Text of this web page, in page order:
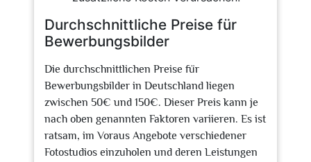
Durchschnittliche Preise für
Bewerbungsbilder
Die durchschnittlichen Preise für
Bewerbungsbilder in Deutschland liegen
zwischen 50€ und 150€. Dieser Preis kann je
nach oben genannten Faktoren variieren. Es ist
ratsam, im Voraus Angebote verschiedener
Fotostudios einzuholen und deren Leistungen